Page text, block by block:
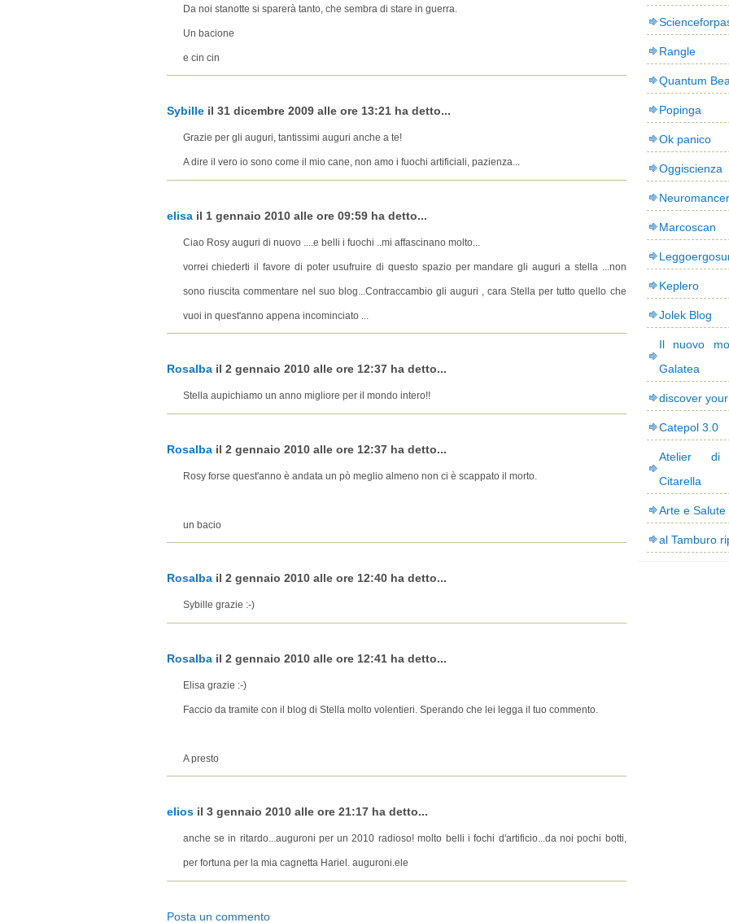
Da noi stanotte si sparerà tanto, che sembra di stare in guerra.
Un bacione
e cin cin
Sybilleil 31 dicembre 2009 alle ore 13:21 ha detto...
Grazie per gli auguri, tantissimi auguri anche a te!
A dire il vero io sono come il mio cane, non amo i fuochi artificiali, pazienza...
elisail 1 gennaio 2010 alle ore 09:59 ha detto...
Ciao Rosy auguri di nuovo ....e belli i fuochi ..mi affascinano molto...
vorrei chiederti il favore di poter usufruire di questo spazio per mandare gli auguri a stella ...non
sono riuscita commentare nel suo blog...Contraccambio gli auguri , cara Stella per tutto quello che
vuoi in quest'anno appena incominciato ...
Rosalbail 2 gennaio 2010 alle ore 12:37 ha detto...
Stella aupichiamo un anno migliore per il mondo intero!!
Rosalbail 2 gennaio 2010 alle ore 12:37 ha detto...
Rosy forse quest'anno è andata un pò meglio almeno non ci è scappato il morto.
un bacio
Rosalbail 2 gennaio 2010 alle ore 12:40 ha detto...
Sybille grazie :-)
Rosalbail 2 gennaio 2010 alle ore 12:41 ha detto...
Elisa grazie :-)
Faccio da tramite con il blog di Stella molto volentieri. Sperando che lei legga il tuo commento.
A presto
eliosil 3 gennaio 2010 alle ore 21:17 ha detto...
anche se in ritardo...auguroni per un 2010 radioso! molto belli i fochi d'artificio...da noi pochi botti,
per fortuna per la mia cagnetta Hariel. auguroni.ele
Posta un commento
Rangle
Quantum
Popinga
Ok panico
Oggiscienza
Neuromancer
Marcoscan
Keplero
Jolek Blog
Il nuovo
Galatea
discover
Catepol 3.0
Atelier di
Citarella
Arte e Salute
al Tamburo